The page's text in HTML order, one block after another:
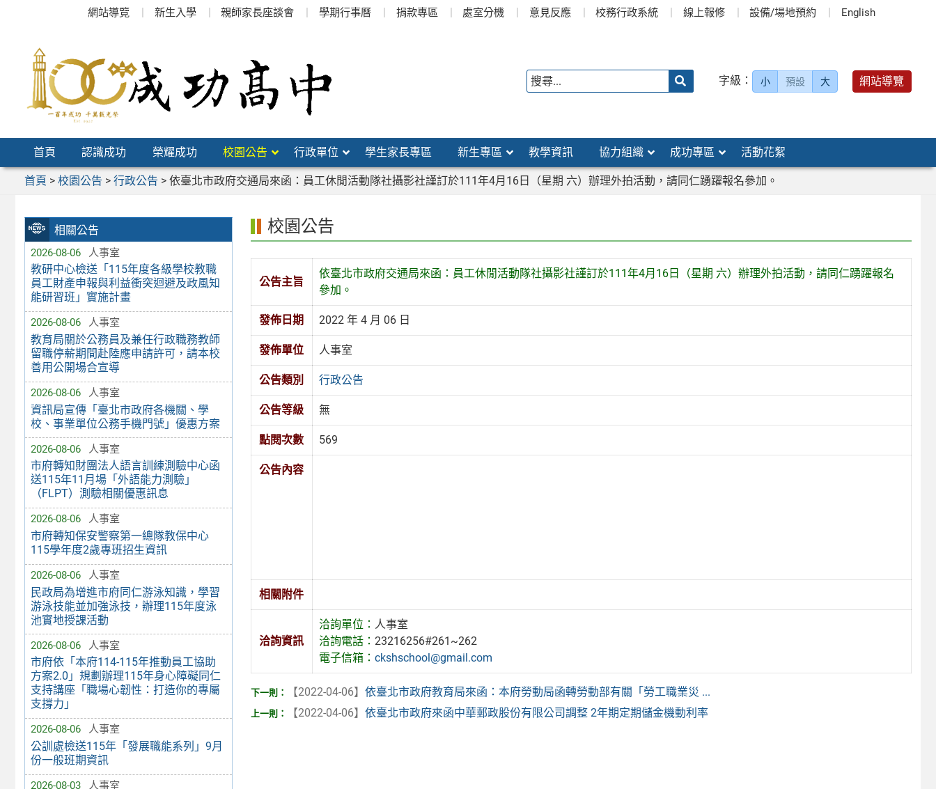
網站導覽 新生入學 親師家長座談會 學期行事曆 捐款專區 處室分機 意見反應 校務行政系統 線上報修 設備/場地預約 English
字級： 小 預設 大 網站導覽
首頁 認識成功 榮耀成功 校園公告 行政單位 學生家長專區 新生專區 教學資訊 協力組織 成功專區 活動花絮
首頁 > 校園公告 > 行政公告 > 依臺北市政府交通局來函：員工休閒活動隊社攝影社謹訂於111年4月16日（星期 六）辦理外拍活動，請同仁踴躍報名參加。
相關公告
2026-08-06 人事室
教研中心檢送「115年度各級學校教職
員工財產申報與利益衝突迴避及政風知
能研習班」實施計畫
2026-08-06 人事室
教育局關於公務員及兼任行政職務教師
留職停薪期間赴陸應申請許可，請本校
善用公開場合宣導
2026-08-06 人事室
資訊局宣傳「臺北市政府各機關、學
校、事業單位公務手機門號」優惠方案
2026-08-06 人事室
市府轉知財團法人語言訓練測驗中心函
送115年11月場「外語能力測驗」
（FLPT）測驗相關優惠訊息
2026-08-06 人事室
市府轉知保安警察第一總隊教保中心
115學年度2歲專班招生資訊
2026-08-06 人事室
民政局為增進市府同仁游泳知識，學習
游泳技能並加強泳技，辦理115年度泳
池實地授課活動
2026-08-06 人事室
市府依「本府114-115年推動員工協助
方案2.0」規劃辦理115年身心障礙同仁
支持講座「職場心韌性：打造你的專屬
支撐力」
2026-08-06 人事室
公訓處檢送115年「發展職能系列」9月
份一般班期資訊
2026-08-03 人事室
校園公告
公告主旨
依臺北市政府交通局來函：員工休閒活動隊社攝影社謹訂於111年4月16日（星期 六）辦理外拍活動，請同仁踴躍報名
參加。
發佈日期 2022 年 4 月 06 日
發佈單位 人事室
公告類別 行政公告
公告等級 無
點閱次數 569
公告內容
相關附件
洽詢資訊
洽詢單位： 人事室
洽詢電話：23216256#261~262
電子信箱：ckshschool@gmail.com
【2022-04-06】 依臺北市政府教育局來函：本府勞動局函轉勞動部有關「勞工職業災 ...
【2022-04-06】 依臺北市政府來函中華郵政股份有限公司調整 2年期定期儲金機動利率